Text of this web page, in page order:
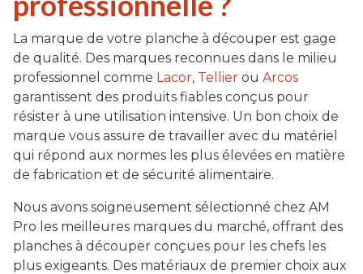
La marque de votre planche à découper est gage
de qualité. Des marques reconnues dans le milieu
professionnel comme Lacor, Tellier ou Arcos
garantissent des produits fiables conçus pour
résister à une utilisation intensive. Un bon choix de
marque vous assure de travailler avec du matériel
qui répond aux normes les plus élevées en matière
de fabrication et de sécurité alimentaire.
Nous avons soigneusement sélectionné chez AM
Pro les meilleures marques du marché, offrant des
planches à découper conçues pour les chefs les
plus exigeants. Des matériaux de premier choix aux